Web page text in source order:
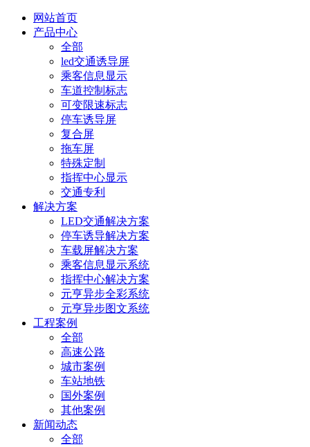
网站首页
产品中心
全部
led交通诱导屏
乘客信息显示
车道控制标志
可变限速标志
停车诱导屏
复合屏
拖车屏
特殊定制
指挥中心显示
交通专利
解决方案
LED交通解决方案
停车诱导解决方案
车载屏解决方案
乘客信息显示系统
指挥中心解决方案
元亨异步全彩系统
元亨异步图文系统
工程案例
全部
高速公路
城市案例
车站地铁
国外案例
其他案例
新闻动态
全部